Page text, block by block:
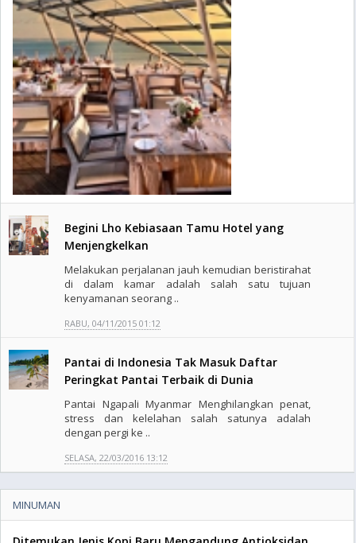
Begini Lho Kebiasaan Tamu Hotel yang
Menjengkelkan
Melakukan perjalanan jauh kemudian beristirahat
di dalam kamar adalah salah satu tujuan
kenyamanan seorang ..
RABU, 04/11/2015 01:12
Pantai di Indonesia Tak Masuk Daftar
Peringkat Pantai Terbaik di Dunia
Pantai Ngapali Myanmar Menghilangkan penat,
stress dan kelelahan salah satunya adalah
dengan pergi ke ..
SELASA, 22/03/2016 13:12
MINUMAN